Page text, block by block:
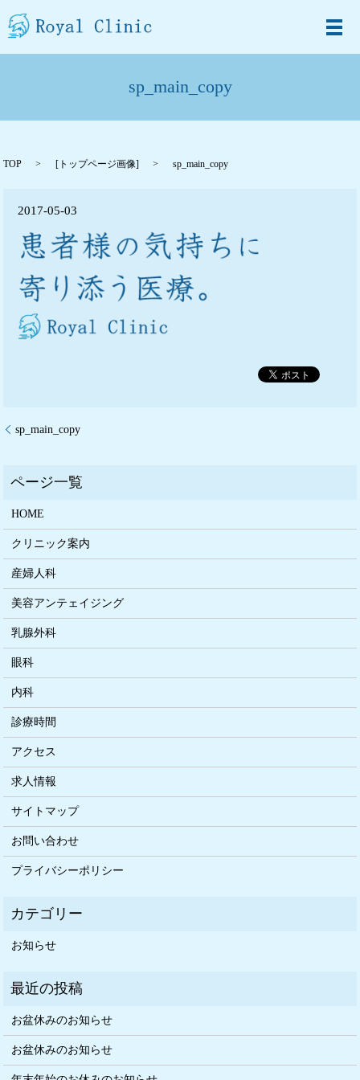
メ
sp_main_copy
TOP [ トップページ画像] sp_main_copy
2017-05-03
sp_main_copy
HOME
クリニック案内
産婦人科
美容アンテェイジング
乳腺外科
眼科
内科
診療時間
アクセス
求人情報
サイトマップ
お問い合わせ
プライバシーポリシー
お知らせ
お盆休みのお知らせ
お盆休みのお知らせ